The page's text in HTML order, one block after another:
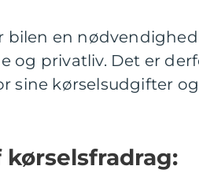
bilen en
og privatliv. Det er
sine kørselsudgifter